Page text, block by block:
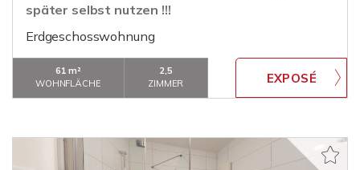
später selbst nutzen !!!
Erdgeschosswohnung
61 m²
WOHNFLÄCHE
2,5
ZIMMER